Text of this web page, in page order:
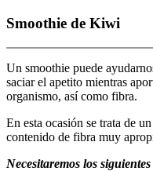
Smoothie de Kiwi
Un smoothie puede
saciar el apetito mientras
organismo, así como fibra.
En esta ocasión se trata de
contenido de fibra muy
Necesitaremos los